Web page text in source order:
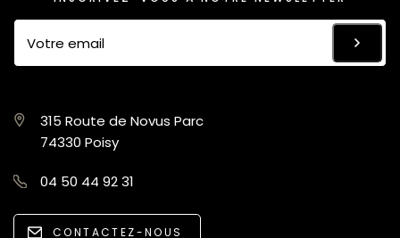
315 Route de Novus Parc
74330 Poisy
04 50 44 92 31
CONTACTEZ-NOUS